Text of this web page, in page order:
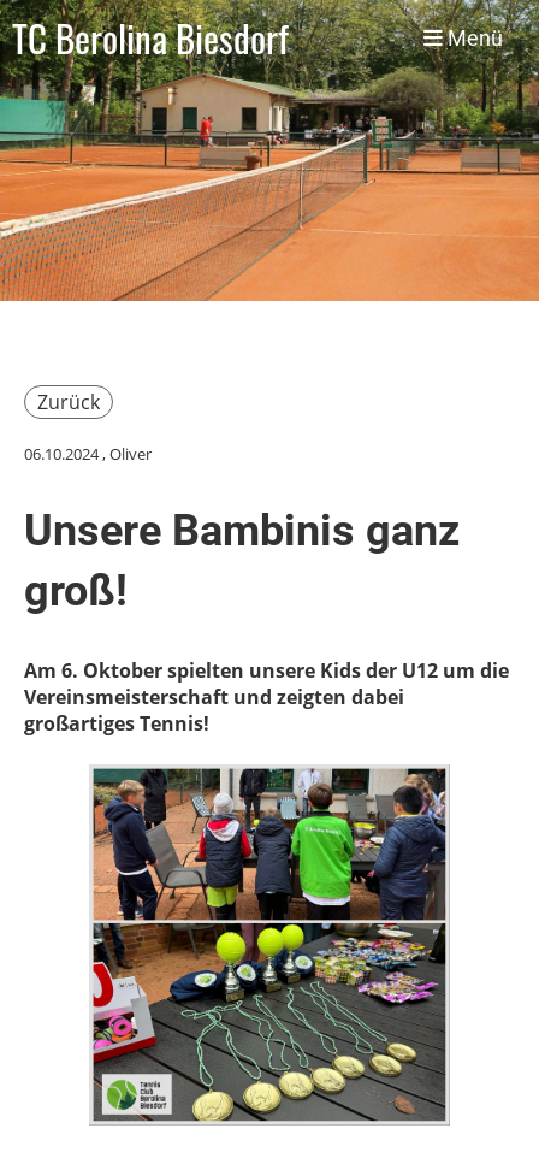
TC Berolina Biesdorf Menü
Zurück
06.10.2024, Oliver
Unsere Bambinis ganz
groß!
Am 6. Oktober spielten unsere Kids der U12 um die
Vereinsmeisterschaft und zeigten dabei
großartiges Tennis!